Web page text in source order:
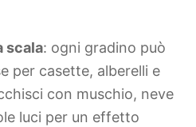
scala: ogni gradino può
per casette, alberelli e
con muschio, neve
luci per un effetto